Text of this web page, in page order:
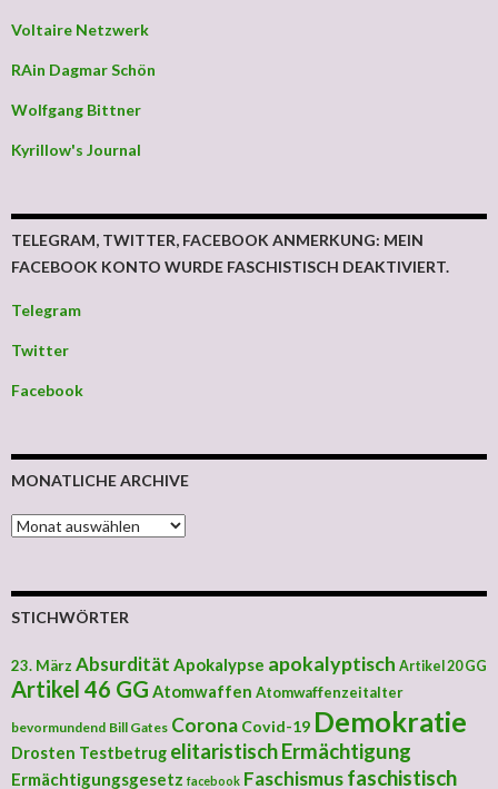
Voltaire Netzwerk
RAin Dagmar Schön
Wolfgang Bittner
Kyrillow's Journal
TELEGRAM, TWITTER, FACEBOOK ANMERKUNG: MEIN
FACEBOOK KONTO WURDE FASCHISTISCH DEAKTIVIERT.
Telegram
Twitter
Facebook
MONATLICHE ARCHIVE
MONATLICHE ARCHIVE
STICHWÖRTER
23. März Absurdität Apokalypse apokalyptisch Artikel 20 GG
Artikel 46 GG Atomwaffen Atomwaffenzeitalter
bevormundend Bill Gates Corona Covid-19 Demokratie
Drosten Testbetrug elitaristischErmächtigung
Ermächtigungsgesetz facebook Faschismusfaschistisch